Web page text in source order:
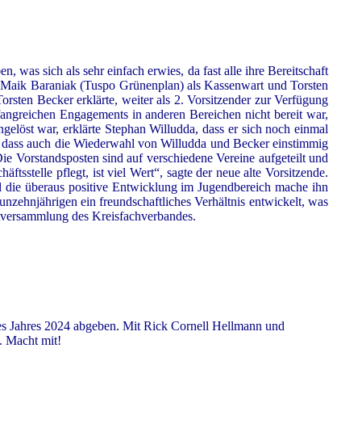
was sich als sehr einfach erwies, da fast alle ihre Bereitschaft
Baraniak (Tuspo Grünenplan) als Kassenwart und Torsten
Becker erklärte, weiter als 2. Vorsitzender zur Verfügung
Engagements in anderen Bereichen nicht bereit war,
war, erklärte Stephan Willudda, dass er sich noch einmal
auch die Wiederwahl von Willudda und Becker einstimmig
Vorstandsposten sind auf verschiedene Vereine aufgeteilt und
pflegt, ist viel Wert“, sagte der neue alte Vorsitzende.
überaus positive Entwicklung im Jugendbereich mache ihn
ein freundschaftliches Verhältnis entwickelt, was
des Kreisfachverbandes.
Jahres 2024 abgeben. Mit Rick Cornell Hellmann und
Macht mit!